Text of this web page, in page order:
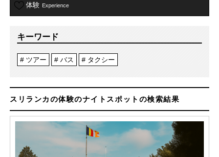
体験 Experience
キーワード
ツアー バス タクシー
スリランカの体験のナイトスポットの検索結果